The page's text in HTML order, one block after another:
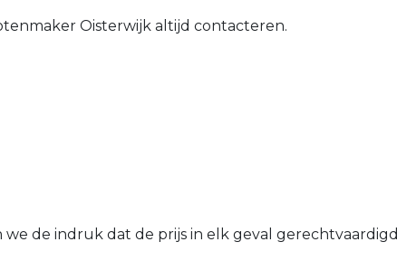
Oisterwijk altijd contacteren.
de indruk dat de prijs in elk geval